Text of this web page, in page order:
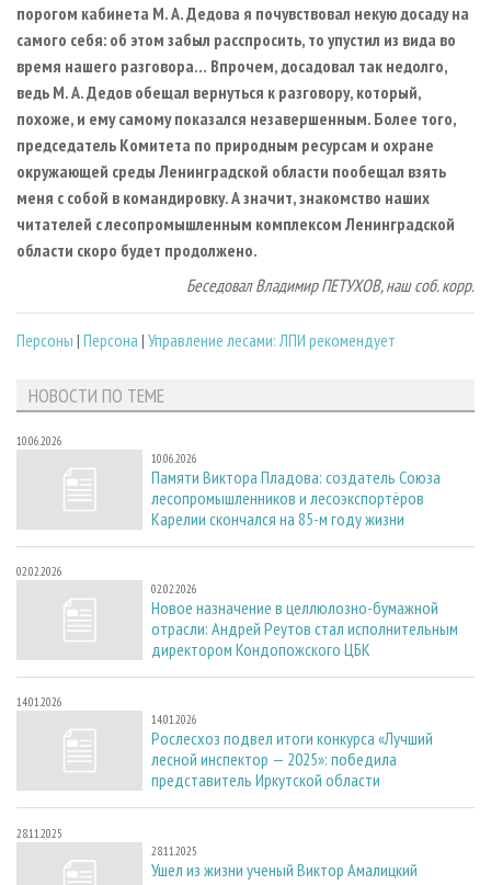
порогом кабинета М. А. Дедова я почувствовал некую досаду на
самого себя: об этом забыл расспросить, то упустил из вида во
время нашего разговора… Впрочем, досадовал так недолго,
ведь М. А. Дедов обещал вернуться к разговору, который,
похоже, и ему самому показался незавершенным. Более того,
председатель Комитета по природным ресурсам и охране
окружающей среды Ленинградской области пообещал взять
меня с собой в командировку. А значит, знакомство наших
читателей с лесопромышленным комплексом Ленинградской
области скоро будет продолжено.
Беседовал Владимир ПЕТУХОВ, наш соб. корр.
Персоны | Персона | Управление лесами: ЛПИ рекомендует
НОВОСТИ ПО ТЕМЕ
10.06.2026
10.06.2026
Памяти Виктора Пладова: создатель Союза
лесопромышленников и лесоэкспортёров
Карелии скончался на 85-м году жизни
02.02.2026
02.02.2026
Новое назначение в целлюлозно-бумажной
отрасли: Андрей Реутов стал исполнительным
директором Кондопожского ЦБК
14.01.2026
14.01.2026
Рослесхоз подвел итоги конкурса «Лучший
лесной инспектор — 2025»: победила
представитель Иркутской области
28.11.2025
28.11.2025
Ушел из жизни ученый Виктор Амалицкий